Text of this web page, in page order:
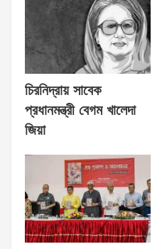
চিরনিদ্রায় সাবেক
প্রধানমন্ত্রী বেগম খালেদা
জিয়া